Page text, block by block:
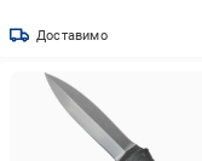
Доставимо